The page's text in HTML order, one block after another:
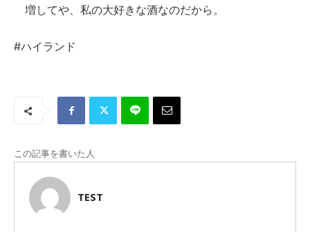
増してや、私の大好きな酒なのだから。
#ハイランド
この記事を書いた人
TEST